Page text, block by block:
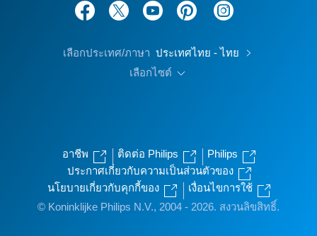
เลือกประเทศ/ภาษา ประเทศไทย - ไทย
เลือกไซต์
อาชีพ ติดต่อ Philips
Philips
ประกาศเกี่ยวกับความเป็นส่วนตัวของ
นโยบายเกี่ยวกับคุกกี้ของ
เงื่อนไขการใช้
© Koninklijke Philips N.V., 2004 - 2026. สงวนลิขสิทธิ์.